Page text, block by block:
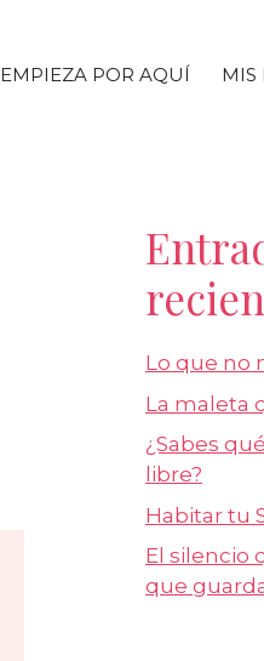
EMPIEZA POR AQUÍ MIS
Lo que no
La maleta
¿Sabes
libre?
Habitar tu
El silencio
que